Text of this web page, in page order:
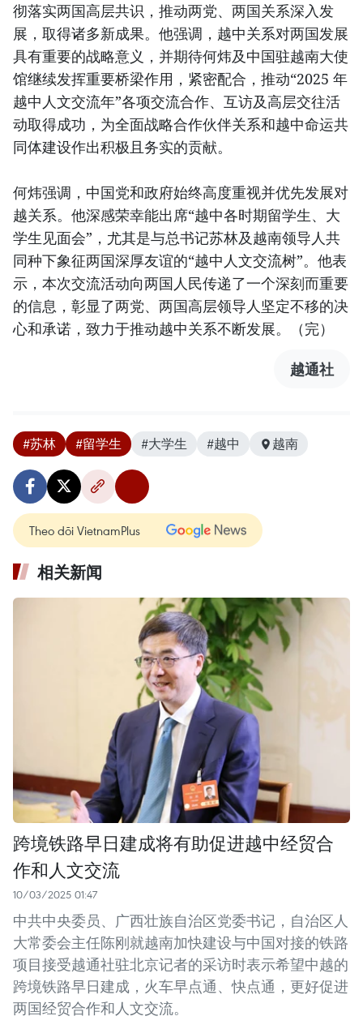
彻落实两国高层共识，推动两党、两国关系深入发
展，取得诸多新成果。他强调，越中关系对两国发展
具有重要的战略意义，并期待何炜及中国驻越南大使
馆继续发挥重要桥梁作用，紧密配合，推动“2025 年
越中人文交流年”各项交流合作、互访及高层交往活
动取得成功，为全面战略合作伙伴关系和越中命运共
同体建设作出积极且务实的贡献。
何炜强调，中国党和政府始终高度重视并优先发展对
越关系。他深感荣幸能出席“越中各时期留学生、大
学生见面会”，尤其是与总书记苏林及越南领导人共
同种下象征两国深厚友谊的“越中人文交流树”。他表
示，本次交流活动向两国人民传递了一个深刻而重要
的信息，彰显了两党、两国高层领导人坚定不移的决
心和承诺，致力于推动越中关系不断发展。（完）
越通社
#苏林 #留学生 #大学生 #越中 越南
Theo dõi VietnamPlus
相关新闻
跨境铁路早日建成将有助促进越中经贸合
作和人文交流
10/03/2025 01:47
中共中央委员、广西壮族自治区党委书记，自治区人
大常委会主任陈刚就越南加快建设与中国对接的铁路
项目接受越通社驻北京记者的采访时表示希望中越的
跨境铁路早日建成，火车早点通、快点通，更好促进
两国经贸合作和人文交流。